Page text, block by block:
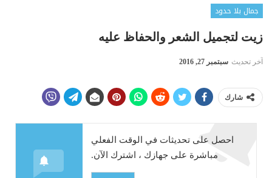
جمال بلا حدود
زيت لتجميل الشعر والحفاظ عليه
آخر تحديث سبتمبر 27, 2016
شارك
احصل على تحديثات في الوقت الفعلي
مباشرة على جهازك ، اشترك الآن.